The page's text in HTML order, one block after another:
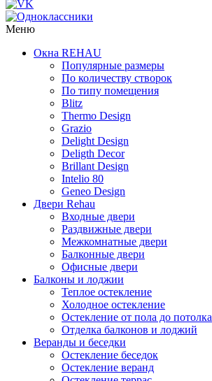
Меню
Окна REHAU
Популярные размеры
По количеству створок
По типу помещения
Blitz
Thermo Design
Grazio
Delight Design
Deligth Decor
Brillant Design
Intelio 80
Geneo Design
Двери Rehau
Входные двери
Раздвижные двери
Межкомнатные двери
Балконные двери
Офисные двери
Балконы и лоджии
Теплое остекление
Холодное остекление
Остекление от пола до потолка
Отделка балконов и лоджий
Веранды и беседки
Остекление беседок
Остекление веранд